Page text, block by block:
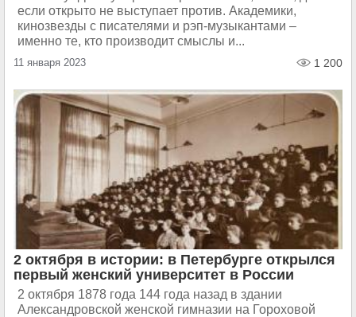
если открыто не выступает против. Академики,
кинозвезды с писателями и рэп-музыкантами –
именно те, кто производит смыслы и...
11 января 2023 1 200
2 октября в истории: в Петербурге открылся
первый женский университет в России
2 октября 1878 года 144 года назад в здании
Александровской женской гимназии на Гороховой